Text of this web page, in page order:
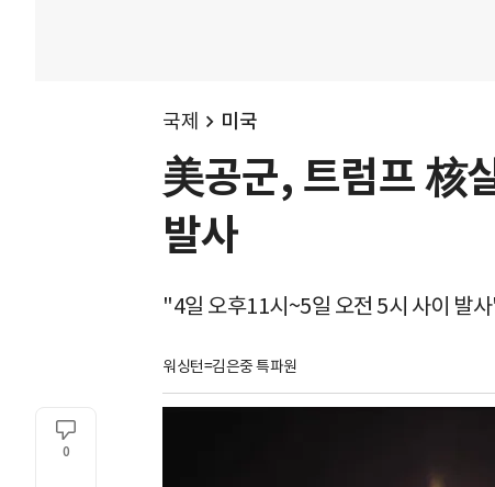
국제 미국
美공군, 트럼프 核
발사
"4일 오후11시~5일 오전 5시 사이 발
워싱턴=김은중 특파원
0